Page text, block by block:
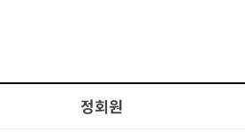
정회원